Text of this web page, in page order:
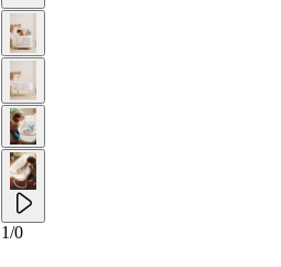
1/0
10-JAAR